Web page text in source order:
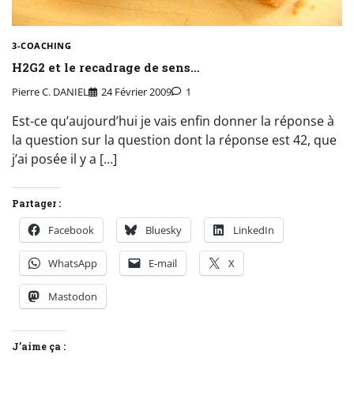
3-COACHING
H2G2 et le recadrage de sens…
Pierre C. DANIEL 24 Février 2009 1
Est-ce qu’aujourd’hui je vais enfin donner la réponse à
la question sur la question dont la réponse est 42, que
j’ai posée il y a […]
Partager :
Facebook Bluesky LinkedIn
WhatsApp E-mail X
Mastodon
J’aime ça :